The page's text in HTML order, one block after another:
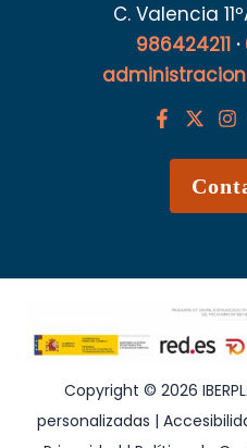
C. Valencia
986424211 ·
Copyright © 2026
personalizadas |